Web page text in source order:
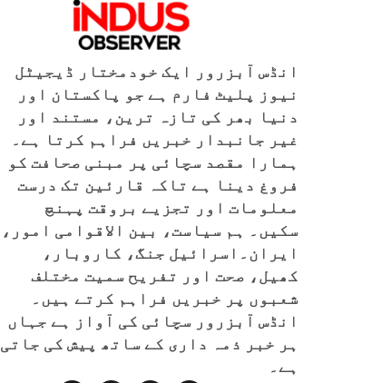
انڈس آبزرور ایک خودمختار ڈیجیٹل
نیوز پلیٹ فارم ہے جو پاکستان اور
دنیا بھر کی تازہ ترین، مستند اور
غیر جانبدار خبریں فراہم کرتا ہے۔
ہمارا مقصد سچائی پر مبنی صحافت کو
فروغ دینا ہے تاکہ قارئین تک درست
معلومات اور تجزیے بروقت پہنچ
سکیں۔ ہم سیاست، بین الاقوامی امور،
ایران۔اسرائیل جنگ، کاروبار،
کھیل، صحت اور تفریح سمیت مختلف
شعبوں پر خبریں فراہم کرتے ہیں۔
انڈس آبزرور سچائی کی آواز ہے جہاں
ہر خبر ذمہ داری کے ساتھ پیش کی جاتی
ہے۔